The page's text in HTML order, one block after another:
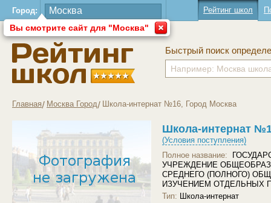
Город:
Вы смотрите сайт для "Москва"
Рейтинг школ
Быстрый поиск
Главная Москва Город Школа-интернат №16, Город Москва
Школа-интернат
(Условия поступления)
Полное название:
УЧРЕЖДЕНИЕ
СРЕДНЕГО (ПОЛНОГО)
ИЗУЧЕНИЕМ ОТДЕЛЬНЫХ
Тип: Школа-интернат